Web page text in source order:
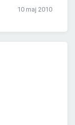
10 maj 2010